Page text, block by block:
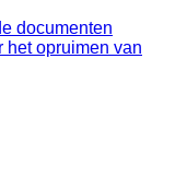
documenten
het opruimen van